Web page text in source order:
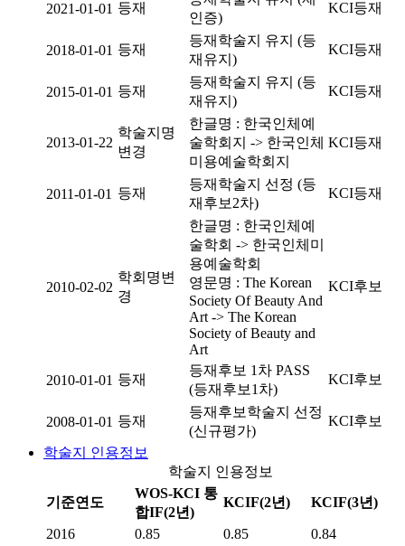
2021-01-01 등재
인증)
KCI등재
2018-01-01 등재
등재학술지 유지 (등
재유지)
KCI등재
2015-01-01 등재
등재학술지 유지 (등
재유지)
KCI등재
2013-01-22
학술지명
변경
한글명 : 한국인체예
술학회지 -> 한국인체
미용예술학회지
KCI등재
2011-01-01 등재
등재학술지 선정 (등
재후보2차)
KCI등재
2010-02-02
학회명변
경
한글명 : 한국인체예
술학회 -> 한국인체미
용예술학회
영문명 : The Korean
Society Of Beauty And
Art -> The Korean
Society of Beauty and
Art
KCI후보
2010-01-01 등재
등재후보 1차 PASS
(등재후보1차)
KCI후보
2008-01-01 등재
등재후보학술지 선정
(신규평가)
KCI후보
학술지 인용정보
학술지 인용정보
기준연도
WOS-KCI 통
합IF(2년)
KCIF(2년) KCIF(3년)
2016 0.85 0.85
0.84